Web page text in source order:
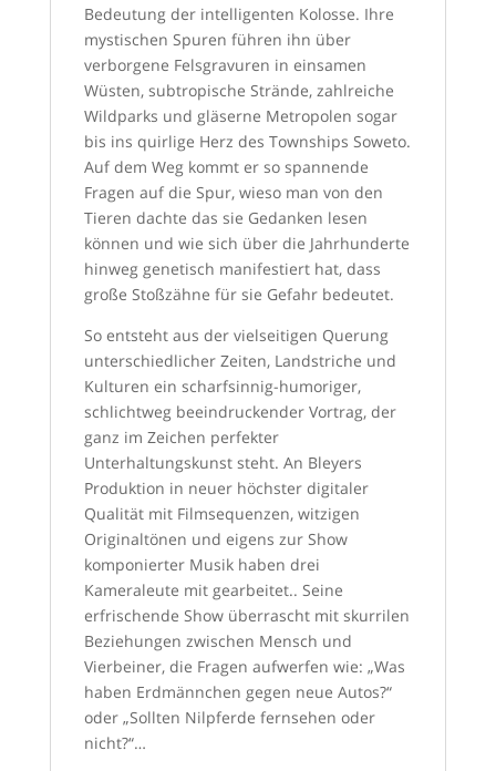
Bedeutung der intelligenten Kolosse. Ihre
mystischen Spuren führen ihn über
verborgene Felsgravuren in einsamen
Wüsten, subtropische Strände, zahlreiche
Wildparks und gläserne Metropolen sogar
bis ins quirlige Herz des Townships Soweto.
Auf dem Weg kommt er so spannende
Fragen auf die Spur, wieso man von den
Tieren dachte das sie Gedanken lesen
können und wie sich über die Jahrhunderte
hinweg genetisch manifestiert hat, dass
große Stoßzähne für sie Gefahr bedeutet.
So entsteht aus der vielseitigen Querung
unterschiedlicher Zeiten, Landstriche und
Kulturen ein scharfsinnig-humoriger,
schlichtweg beeindruckender Vortrag, der
ganz im Zeichen perfekter
Unterhaltungskunst steht. An Bleyers
Produktion in neuer höchster digitaler
Qualität mit Filmsequenzen, witzigen
Originaltönen und eigens zur Show
komponierter Musik haben drei
Kameraleute mit gearbeitet.. Seine
erfrischende Show überrascht mit skurrilen
Beziehungen zwischen Mensch und
Vierbeiner, die Fragen aufwerfen wie: „Was
haben Erdmännchen gegen neue Autos?“
oder „Sollten Nilpferde fernsehen oder
nicht?“…